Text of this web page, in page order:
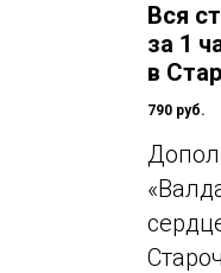
Вся
за 1
в
790 руб.